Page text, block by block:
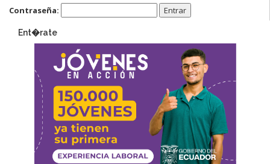
Contraseña:
Ent�rate